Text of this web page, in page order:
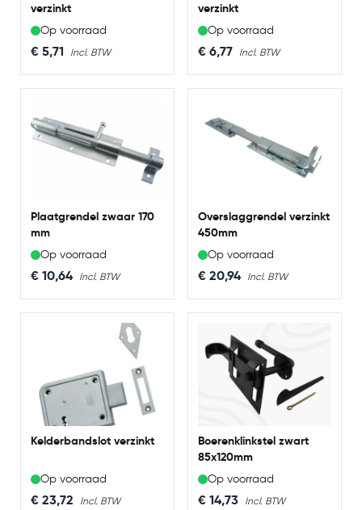
verzinkt
Op voorraad
€ 5,71
verzinkt
Op voorraad
€ 6,77
Plaatgrendel zwaar 170
mm
Op voorraad
€ 10,64
Overslaggrendel verzinkt
450mm
Op voorraad
€ 20,94
Kelderbandslot verzinkt
Op voorraad
€ 23,72
Boerenklinkstel zwart
85x120mm
Op voorraad
€ 14,73